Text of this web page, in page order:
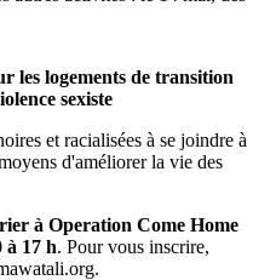
les logements de transition
sexiste
et racialisées à se joindre à
d'améliorer la vie des
à Operation Come Home
à 17 h. Pour vous inscrire,
.